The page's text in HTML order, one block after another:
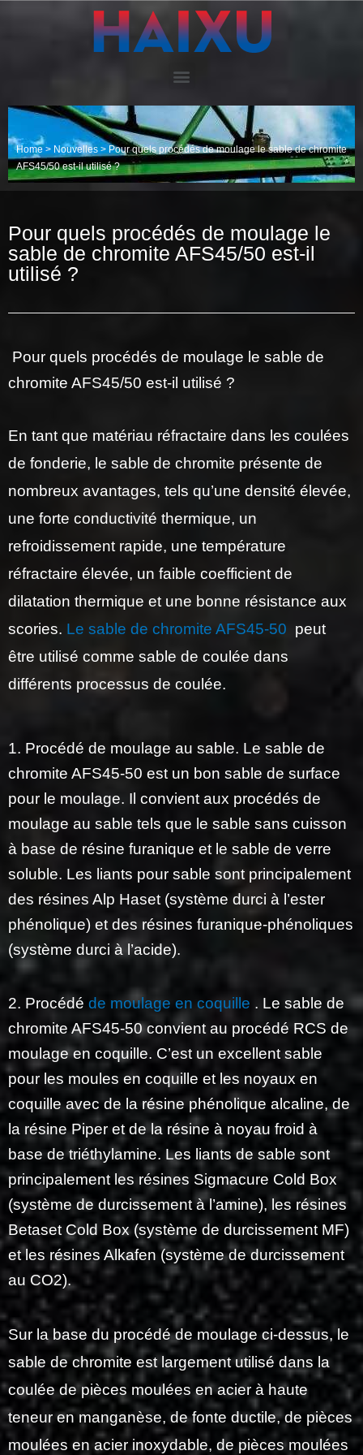
Home > Nouvelles> Pour quels procédés de moulage le sable de chromite
AFS45/50 est-il utilisé ?
Pour quels procédés de moulage le
sable de chromite AFS45/50 est-il
utilisé ?
Pour quels procédés de moulage le sable de
chromite AFS45/50 est-il utilisé ?
En tant que matériau réfractaire dans les coulées
de fonderie, le sable de chromite présente de
nombreux avantages, tels qu’une densité élevée,
une forte conductivité thermique, un
refroidissement rapide, une température
réfractaire élevée, un faible coefficient de
dilatation thermique et une bonne résistance aux
scories. Le sable de chromite AFS45-50 peut
être utilisé comme sable de coulée dans
différents processus de coulée.
1. Procédé de moulage au sable. Le sable de
chromite AFS45-50 est un bon sable de surface
pour le moulage. Il convient aux procédés de
moulage au sable tels que le sable sans cuisson
à base de résine furanique et le sable de verre
soluble. Les liants pour sable sont principalement
des résines Alp Haset (système durci à l’ester
phénolique) et des résines furanique-phénoliques
(système durci à l’acide).
2. Procédé de moulage en coquille . Le sable de
chromite AFS45-50 convient au procédé RCS de
moulage en coquille. C’est un excellent sable
pour les moules en coquille et les noyaux en
coquille avec de la résine phénolique alcaline, de
la résine Piper et de la résine à noyau froid à
base de triéthylamine. Les liants de sable sont
principalement les résines Sigmacure Cold Box
(système de durcissement à l’amine), les résines
Betaset Cold Box (système de durcissement MF)
et les résines Alkafen (système de durcissement
au CO2).
Sur la base du procédé de moulage ci-dessus, le
sable de chromite est largement utilisé dans la
coulée de pièces moulées en acier à haute
teneur en manganèse, de fonte ductile, de pièces
moulées en acier inoxydable, de pièces moulées